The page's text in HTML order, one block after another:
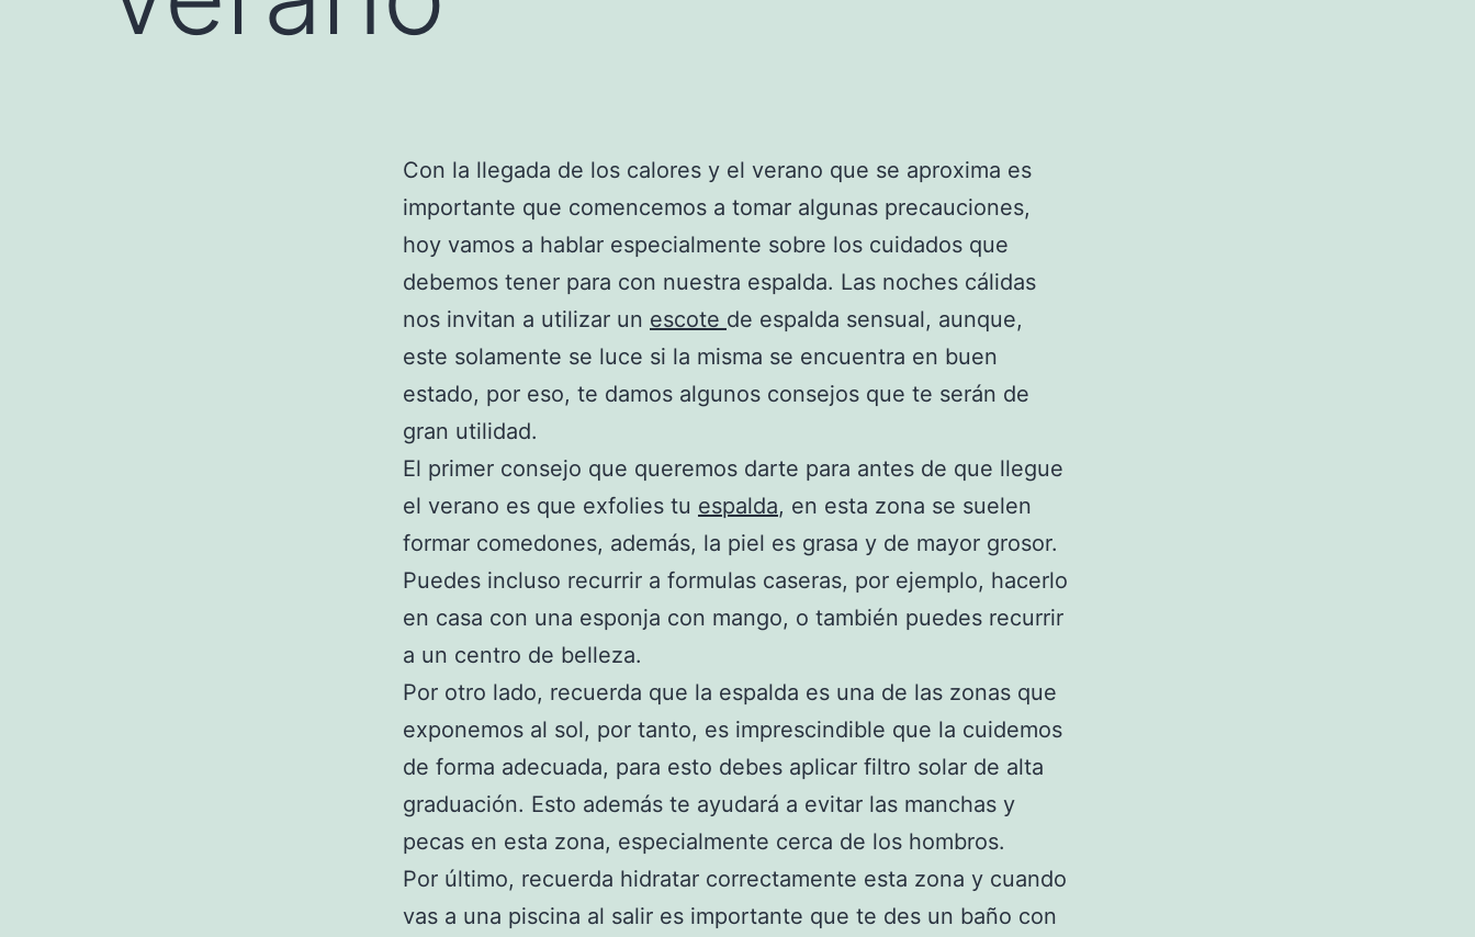
Con la llegada de los calores y el verano que se aproxima es
importante que comencemos a tomar algunas precauciones,
hoy vamos a hablar especialmente sobre los cuidados que
debemos tener para con nuestra espalda. Las noches cálidas
nos invitan a utilizar un escote de espalda sensual, aunque,
este solamente se luce si la misma se encuentra en buen
estado, por eso, te damos algunos consejos que te serán de
gran utilidad.
El primer consejo que queremos darte para antes de que llegue
el verano es que exfolies tu espalda, en esta zona se suelen
formar comedones, además, la piel es grasa y de mayor grosor.
Puedes incluso recurrir a formulas caseras, por ejemplo, hacerlo
en casa con una esponja con mango, o también puedes recurrir
a un centro de belleza.
Por otro lado, recuerda que la espalda es una de las zonas que
exponemos al sol, por tanto, es imprescindible que la cuidemos
de forma adecuada, para esto debes aplicar filtro solar de alta
graduación. Esto además te ayudará a evitar las manchas y
pecas en esta zona, especialmente cerca de los hombros.
Por último, recuerda hidratar correctamente esta zona y cuando
vas a una piscina al salir es importante que te des un baño con